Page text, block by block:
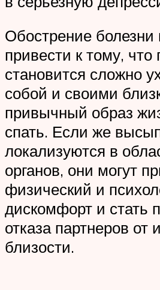
Обострение болезни
привести к тому, что
становится сложно
собой и своими
привычный образ
спать. Если же
локализуются в
органов, они могут
физический и
дискомфорт и стать
отказа партнеров от
близости.